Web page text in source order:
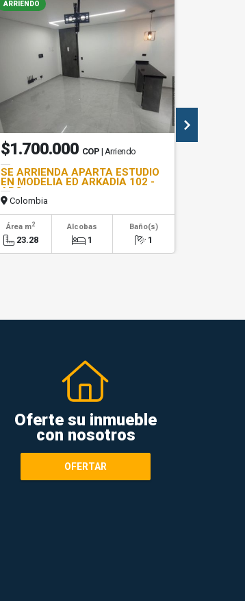
ARRIENDO
$1.700.000 COP | Arriendo
SE ARRIENDA APARTA ESTUDIO
EN MODELIA ED ARKADIA 102 -
ARG
Colombia
Área m2
23.28
Alcobas
1
Baño(s)
1
Oferte su inmueble
con nosotros
OFERTAR